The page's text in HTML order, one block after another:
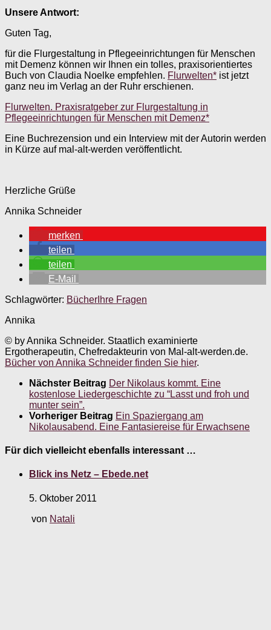
Unsere Antwort:
Guten Tag,
für die Flurgestaltung in Pflegeeinrichtungen für Menschen
mit Demenz können wir Ihnen ein tolles, praxisorientiertes
Buch von Claudia Noelke empfehlen. Flurwelten* ist jetzt
ganz neu im Verlag an der Ruhr erschienen.
Flurwelten. Praxisratgeber zur Flurgestaltung in
Pflegeeinrichtungen für Menschen mit Demenz*
Eine Buchrezension und ein Interview mit der Autorin werden
in Kürze auf mal-alt-werden veröffentlicht.
Herzliche Grüße
Annika Schneider
merken
teilen
teilen
E-Mail
Schlagwörter: Bücher Ihre Fragen
Annika
© by Annika Schneider. Staatlich examinierte
Ergotherapeutin, Chefredakteurin von Mal-alt-werden.de.
Bücher von Annika Schneider finden Sie hier.
Nächster Beitrag Der Nikolaus kommt. Eine
kostenlose Liedergeschichte zu “Lasst und froh und
munter sein”.
Vorheriger Beitrag Ein Spaziergang am
Nikolausabend. Eine Fantasiereise für Erwachsene
Für dich vielleicht ebenfalls interessant …
Blick ins Netz – Ebede.net
5. Oktober 2011
von Natali